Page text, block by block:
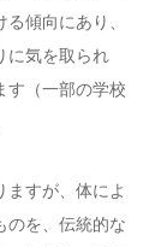
傾向にあり、
に気を取られ
す（一部の学校
すが、体によ
のを、伝統的な